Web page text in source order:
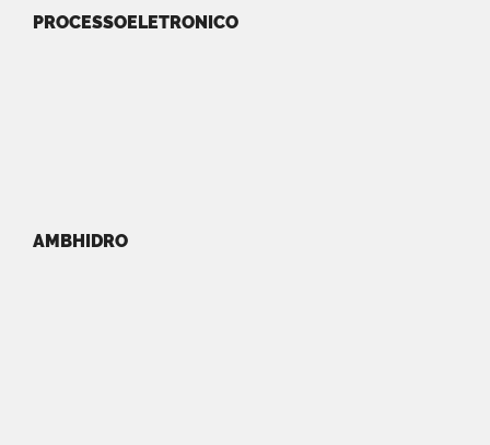
PROCESSOELETRONICO
AMBHIDRO